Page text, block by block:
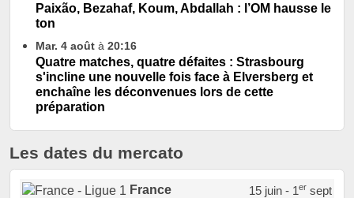
Paixão, Bezahaf, Koum, Abdallah : l’OM hausse le
ton
Mar. 4 août à 20:16
Quatre matches, quatre défaites : Strasbourg
s'incline une nouvelle fois face à Elversberg et
enchaîne les déconvenues lors de cette
préparation
Les dates du mercato
France 15 juin - 1ersept